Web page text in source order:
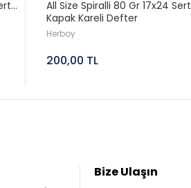
All Size Spiralli 80 Gr 17x24 Sert
Kapak Kareli Defter
Herboy
200,00 TL
Bize Ulaşın